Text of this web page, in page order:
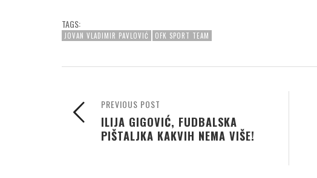
TAGS:
JOVAN VLADIMIR PAVLOVIĆ OFK SPORT TEAM
PREVIOUS POST
ILIJA GIGOVIĆ, FUDBALSKA
PIŠTALJKA KAKVIH NEMA VIŠE!